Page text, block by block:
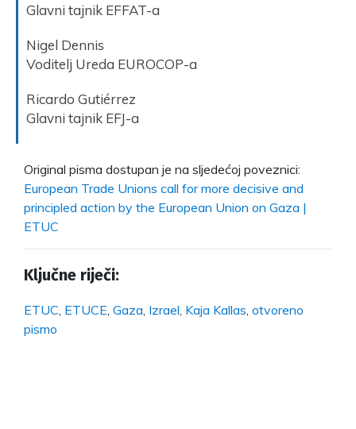
Glavni tajnik EFFAT-a
Nigel Dennis
Voditelj Ureda EUROCOP-a
Ricardo Gutiérrez
Glavni tajnik EFJ-a
Original pisma dostupan je na sljedećoj poveznici:
European Trade Unions call for more decisive and
principled action by the European Union on Gaza |
ETUC
Ključne riječi:
ETUC ETUCE Gaza Izrael Kaja Kallas otvoreno
pismo